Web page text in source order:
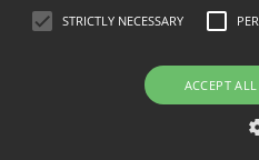
STRICTLY NECESSARY
ACCEPT ALL